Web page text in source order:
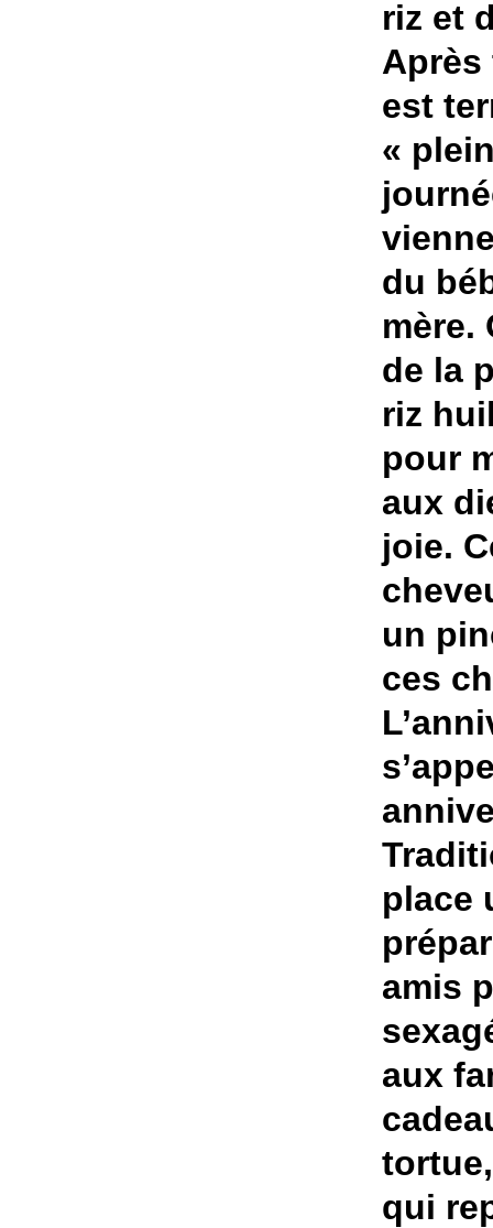
riz et
Après
est
«
du
mère.
de la
riz
pour
aux
joie.
un
ces
place
amis
aux
qui